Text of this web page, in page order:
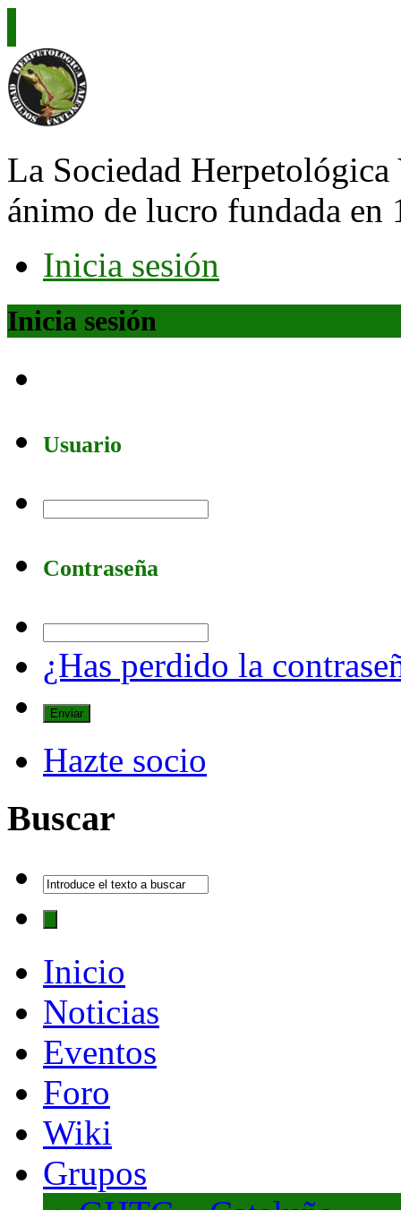
La Sociedad Herpetológica
ánimo de lucro fundada en
Inicia sesión
Inicia sesión
Usuario
Contraseña
¿Has perdido la
Hazte socio
Buscar
Inicio
Noticias
Eventos
Foro
Wiki
Grupos